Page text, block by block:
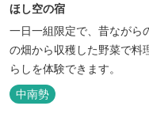
ほし空の宿
一日一組限定で、昔ながら
の畑から収穫した野菜で料
らしを体験できます。
中南勢